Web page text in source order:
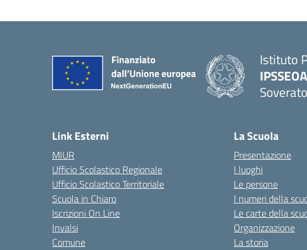
Istituto
IPSSEOA
Soverato
Link Esterni
MIUR
Ufficio Scolastico Regionale
Ufficio Scolastico Territoriale
Scuola in Chiaro
Iscrizioni On Line
Invalsi
Comune
La Scuola
Presentazione
I luoghi
Le persone
I numeri della
Le carte della
Organizzazione
La storia